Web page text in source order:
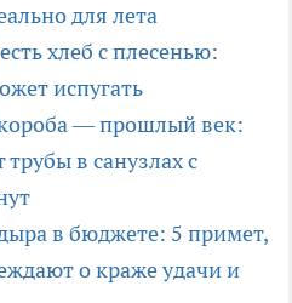
для лета
хлеб с плесенью:
испугать
— прошлый век:
в санузлах с
в бюджете: 5 примет,
о краже удачи и